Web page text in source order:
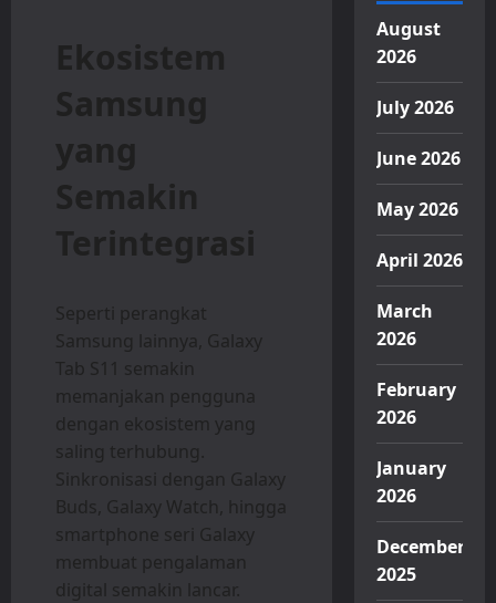
Ekosistem
Samsung
yang
Semakin
Terintegrasi
Seperti perangkat
Samsung lainnya, Galaxy
Tab S11 semakin
memanjakan pengguna
dengan ekosistem yang
saling terhubung.
Sinkronisasi dengan Galaxy
Buds, Galaxy Watch, hingga
smartphone seri Galaxy
membuat pengalaman
digital semakin lancar.
August
2026
July 2026
June 2026
May 2026
April 2026
March
2026
February
2026
January
2026
December
2025